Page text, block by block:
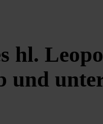
hl.
und